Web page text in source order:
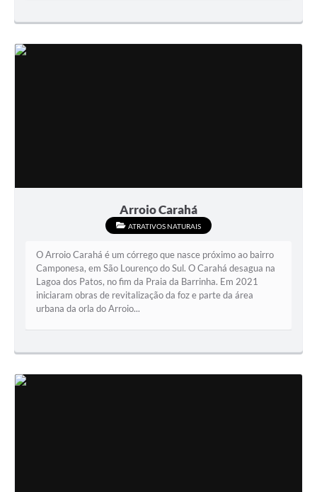
Arroio Carahá
ATRATIVOS NATURAIS
O Arroio Carahá é um córrego que nasce próximo ao bairro
Camponesa, em São Lourenço do Sul. O Carahá desagua na
Lagoa dos Patos, no fim da Praia da Barrinha. Em 2021
iniciaram obras de revitalização da foz e parte da área
urbana da orla do Arroio...